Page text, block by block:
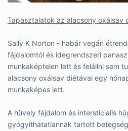
Tapasztalatok az alacsony oxálsav
Sally K Norton - habár vegán
fájdalomtól és idegrendszeri
munkaképtelen lett és felállni sem
alacsony oxálsav diétával egy
munkaképes lett.
A hüvely fájdalom és intersticiális
gyógyíthatatlannak tartott